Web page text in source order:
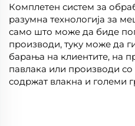
Комплетен систем за
разумна технологија за
само што може да биде
производи, туку може да
барања на клиентите, на
павлака или производи со
содржат влакна и големи